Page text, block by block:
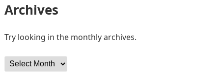
Archives
Try looking in the monthly archives.
Archives